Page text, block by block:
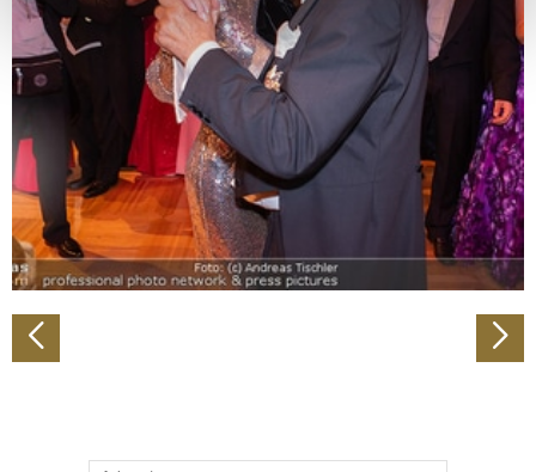
bestimmten Merkmalen (Fingerprinting) identifizieren
Erfahren Sie mehr darüber, wie Ihre persönlichen Daten
verarbeitet werden, und legen Sie Ihre Präferenzen im
Abschnitt Einzelheiten
Wir verwenden Cookies, um Inhalte und Anzeigen zu
personalisieren, Funktionen für soziale Medien anbieten
zu können und die Zugriffe auf unsere Website zu
analysieren. Außerdem geben wir Informationen zu Ihrer
Verwendung unserer Website an unsere Partner für
Partner führen diese Informationen möglicherweise mit
weiteren Daten zusammen, die Sie ihnen bereitgestellt